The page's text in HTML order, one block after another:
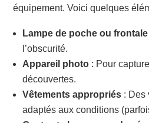
équipement. Voici quelques
Lampe de poche ou frontale
l’obscurité.
Appareil photo : Pour
découvertes.
Vêtements appropriés : Des
adaptés aux conditions